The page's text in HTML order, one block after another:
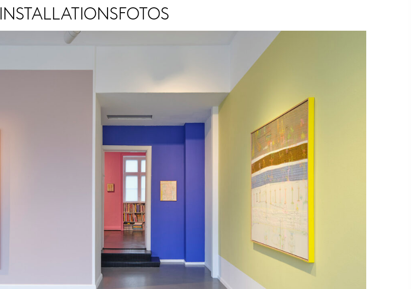
INSTALLATIONSFOTOS